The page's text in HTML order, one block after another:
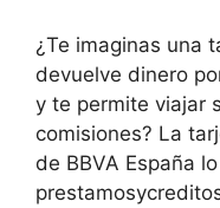
¿Te imaginas una
devuelve dinero
y te permite viajar
comisiones? La
de BBVA España